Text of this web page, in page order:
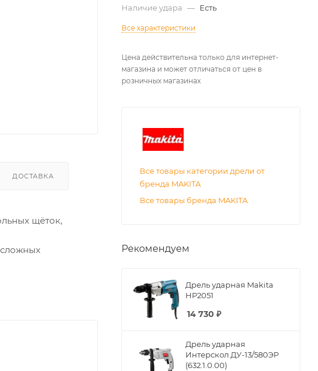
ДОСТАВКА
щёток,
Наличие удара — Есть
Все характеристики
Цена действительна только для интернет-
магазина и может отличаться от цен в
розничных магазинах
Все товары категории дрели от
бренда MAKITA
Все товары бренда MAKITA
Рекомендуем
Дрель ударная Makita
HP2051
14 730 ₽
Дрель ударная
Интерскол ДУ-13/580ЭР
(632.1.0.00)